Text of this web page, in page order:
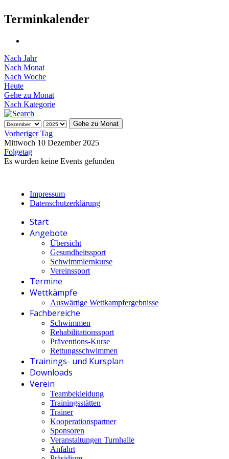
Terminkalender
Nach Jahr
Nach Monat
Nach Woche
Heute
Gehe zu Monat
Nach Kategorie
Gehe zu Monat
Vorheriger Tag
Mittwoch 10 Dezember 2025
Folgetag
Es wurden keine Events gefunden
Impressum
Datenschutzerklärung
Start
Angebote
Übersicht
Gesundheitssport
Schwimmlernkurse
Vereinssport
Termine
Wettkämpfe
Auswärtige Wettkampfergebnisse
Fachbereiche
Schwimmen
Rehabilitationssport
Präventions-Kurse
Rettungsschwimmen
Trainings- und Kursplan
Downloads
Verein
Teambekleidung
Trainingsstätten
Trainer
Kooperationspartner
Sponsoren
Veranstaltungen Turnhalle
Anfahrt